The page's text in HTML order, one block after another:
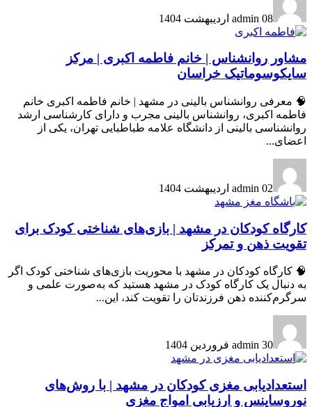
admin 08 اردیبهشت 1404
مشاور روانشناس | خانم فاطمه اکبری | مرکز
سایکوسوماتیک خراسان
🧠 معرفی روانشناس بالینی در مشهد | خانم فاطمه اکبری خانم
فاطمه اکبری، روانشناس بالینی مجرب و دارای کارشناسی ارشد
روانشناسی بالینی از دانشگاه علامه طباطبایی تهران، یکی از
اعضای...
admin 02 اردیبهشت 1404
کارگاه کودکان در مشهد | بازی‌های شناختی کودک برای
تقویت ذهن و تمرکز
🧠 کارگاه کودکان در مشهد با محوریت بازی‌های شناختی کودک اگر
به دنبال یک کارگاه کودک در مشهد هستید که به‌صورت علمی و
سرگرم‌کننده ذهن فرزندتان را تقویت کند، این...
admin 30 فروردین 1404
استعدادیابی مغزی کودکان در مشهد | با روش‌های
نوروساینس و ارزیابی امواج مغزی